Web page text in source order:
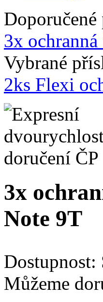
3x
Vybrané
2ks Flexi
3x
Note 9T
Dostupnost:
Můžeme